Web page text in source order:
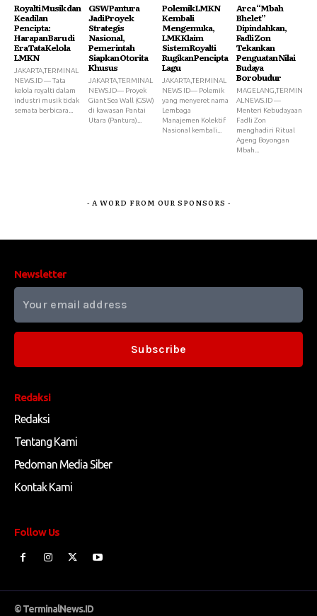
Royalti Musik dan
Keadilan
Pencipta:
Harapan Baru di
Era Tata Kelola
LMKN
JAKARTA,TERMINAL
NEWS.ID — Tata
kelola royalti dalam
industri musik tidak
semata berbicara...
GSW Pantura
Jadi Proyek
Strategis
Nasional,
Pemerintah
Siapkan Otorita
Khusus
JAKARTA,TERMINAL
NEWS.ID— Proyek
Giant Sea Wall (GSW)
di kawasan Pantai
Utara (Pantura)...
Polemik LMKN
Kembali
Mengemuka,
LMK Klaim
Sistem Royalti
Rugikan Pencipta
Lagu
JAKARTA,TERMINAL
NEWS ID— Polemik
yang menyeret nama
Lembaga
Manajemen Kolektif
Nasional kembali...
Arca “Mbah
Bhelet”
Dipindahkan,
Fadli Zon
Tekankan
Penguatan Nilai
Budaya
Borobudur
MAGELANG,TERMIN
ALNEWS.ID —
Menteri Kebudayaan
Fadli Zon
menghadiri Ritual
Ageng Boyongan
Mbah...
- A WORD FROM OUR SPONSORS -
Redaksi
Redaksi
Tentang Kami
Pedoman Media Siber
Kontak Kami
Follow Us
Newsletter
Subscribe
© TerminalNews.ID